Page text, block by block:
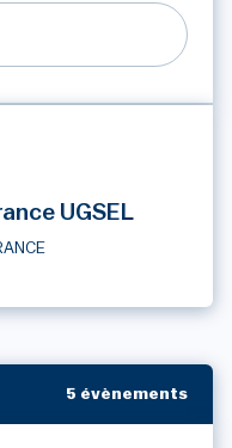
UGSEL
5 évènements